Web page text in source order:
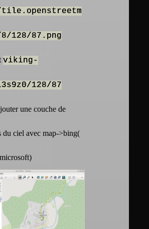
128/87.png
viking-
128/87
une couche de
du ciel avec map->bing(